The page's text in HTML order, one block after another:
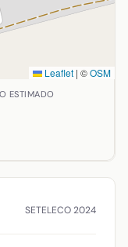
Leaflet | ©OSM
en Almagro,
ESTIMADO
SETELECO 2024